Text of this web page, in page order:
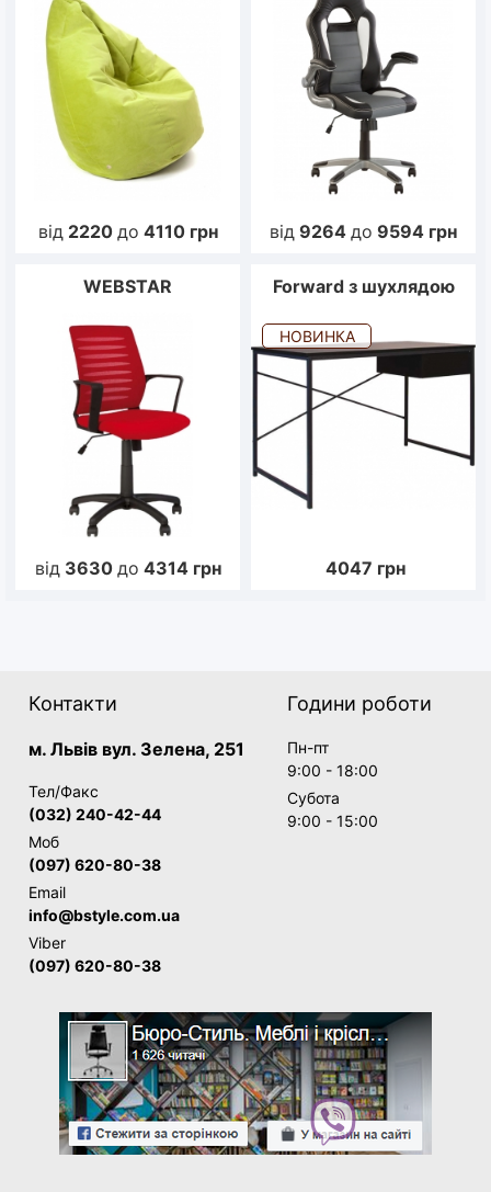
від 2220 до 4110 грн від 9264 до 9594 грн
WEBSTAR
від 3630 до 4314 грн
Forward з шухлядою
НОВИНКА
4047 грн
Контакти
м. Львів вул. Зелена, 251
Тел/Факс
(032) 240-42-44
Моб
(097) 620-80-38
Email
info@bstyle.com.ua
Viber
(097) 620-80-38
Години роботи
Пн-пт
9:00 - 18:00
Субота
9:00 - 15:00